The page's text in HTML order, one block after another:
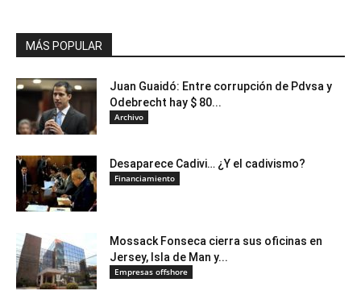
MÁS POPULAR
Juan Guaidó: Entre corrupción de Pdvsa y
Odebrecht hay $ 80...
Archivo
Desaparece Cadivi… ¿Y el cadivismo?
Financiamiento
Mossack Fonseca cierra sus oficinas en
Jersey, Isla de Man y...
Empresas offshore